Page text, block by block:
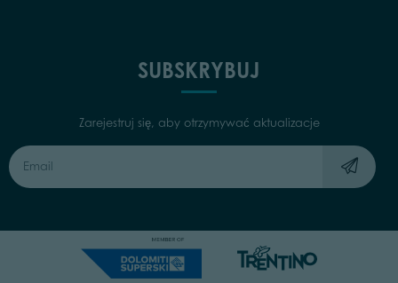
SUBSKRYBUJ
Zarejestruj się, aby otrzymywać aktualizacje